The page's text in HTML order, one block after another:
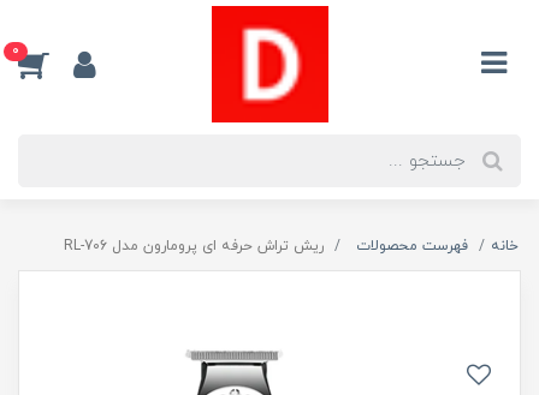
0
خانه فهرست محصولات ریش تراش حرفه ای پرومارون مدل RL-706